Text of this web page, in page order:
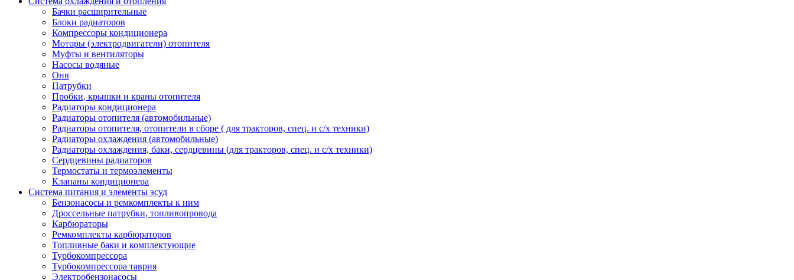
Бачки расширительные
Блоки радиаторов
Компрессоры кондиционера
Моторы (электродвигатели) отопителя
Муфты и вентиляторы
Насосы водяные
Онв
Патрубки
Пробки, крышки и краны отопителя
Радиаторы кондиционера
Радиаторы отопителя (автомобильные)
Радиаторы отопителя, отопители в сборе ( для тракторов, спец. и с/х техники)
Радиаторы охлаждения (автомобильные)
Радиаторы охлаждения, баки, сердцевины (для тракторов, спец. и с/х техники)
Сердцевины радиаторов
Термостаты и термоэлементы
Клапаны кондиционера
Система питания и элементы эсуд
Бензонасосы и ремкомплекты к ним
Дроссельные патрубки, топливопровода
Карбюраторы
Ремкомплекты карбюраторов
Топливные баки и комплектующие
Турбокомпрессора
Турбокомпрессора таврия
Электробензонасосы